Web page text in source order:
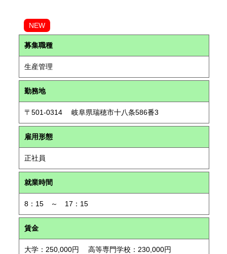
NEW
募集職種
生産管理
勤務地
〒501-0314 岐阜県瑞穂市十八条586番3
雇用形態
正社員
就業時間
8：15 ～ 17：15
賃金
大学：250,000円 高等専門学校：230,000円